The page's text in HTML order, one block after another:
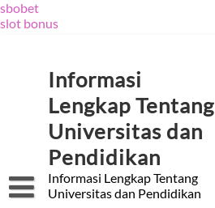
sbobet
slot bonus
Informasi
Lengkap Tentang
Universitas dan
Pendidikan
Informasi Lengkap Tentang
Universitas dan Pendidikan